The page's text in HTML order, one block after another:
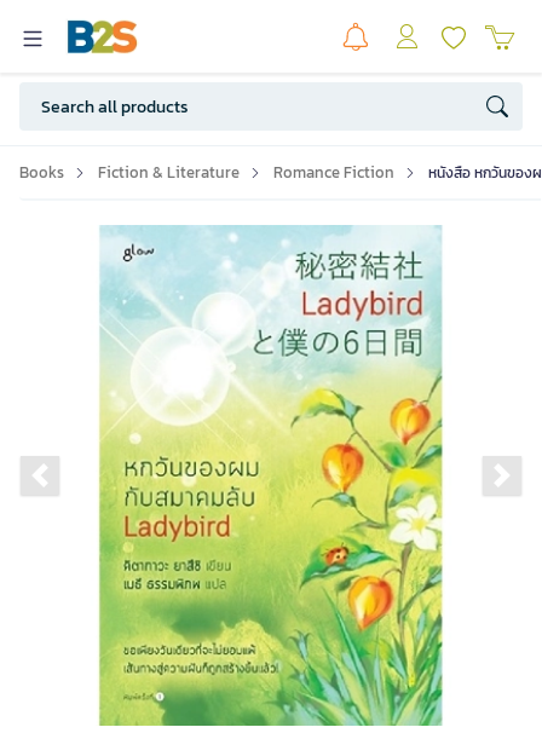
Books Fiction & Literature Romance Fiction หนังสือ หกวันของ
Previous slide